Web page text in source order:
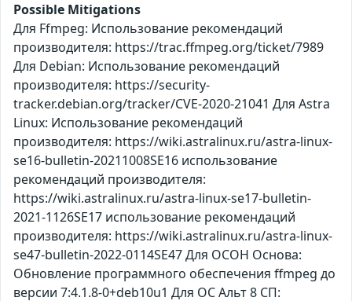
Possible Mitigations
Для Ffmpeg: Использование рекомендаций
производителя: https://trac.ffmpeg.org/ticket/7989
Для Debian: Использование рекомендаций
производителя: https://security-
tracker.debian.org/tracker/CVE-2020-21041 Для Astra
Linux: Использование рекомендаций
производителя: https://wiki.astralinux.ru/astra-linux-
se16-bulletin-20211008SE16 использование
рекомендаций производителя:
https://wiki.astralinux.ru/astra-linux-se17-bulletin-
2021-1126SE17 использование рекомендаций
производителя: https://wiki.astralinux.ru/astra-linux-
se47-bulletin-2022-0114SE47 Для ОСОН Основа:
Обновление программного обеспечения ffmpeg до
версии 7:4.1.8-0+deb10u1 Для ОС Альт 8 СП: